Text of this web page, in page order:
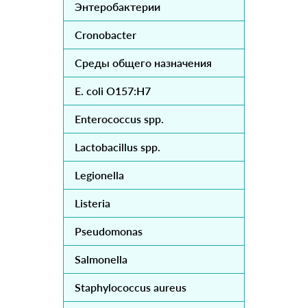
Энтеробактерии
Cronobacter
Cреды общего назначения
E. coli O157:H7
Enterococcus spp.
Lactobacillus spp.
Legionella
Listeria
Pseudomonas
Salmonella
Staphylococcus aureus